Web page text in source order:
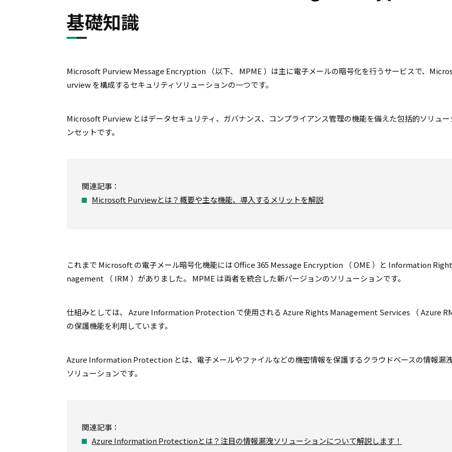
基礎知識
Microsoft Purview Message Encryption （以下、 MPME ）は主に電子メールの暗号化を行うサービスで、
urview を構成するセキュリティソリューションの一つです。
Microsoft Purview とはデータセキュリティ、ガバナンス、コンプライアンス管理の機能を備えた包括的ソリュー
ンセットです。
関連記事：
Microsoft Purviewとは？概要や主な機能、導入するメリットを解説
これまで Microsoft の電子メール暗号化機能には Office 365 Message Encryption （ OME ）と Information
nagement （ IRM ）がありました。 MPME は両者を統合した新バージョンのソリューションです。
仕組みとしては、 Azure Information Protection で使用される Azure Rights Management Services （ Azure
の保護機能を利用しています。
Azure Information Protection とは、電子メールやファイルなどの機密情報を保護するクラウドベースの情報漏
ソリューションです。
関連記事：
Azure Information Protectionとは？注目の情報漏洩ソリューションについて解説します！